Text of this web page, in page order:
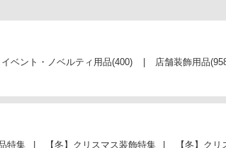
イベント・ノベルティ用品(400) 店舗装飾用品
特集 【冬】クリスマス装飾特集
【冬】ク